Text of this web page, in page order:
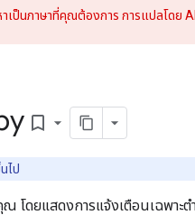
าเป็นภาษาที่คุณต้องการ การแปลโดย
bookmark_border
ไป
ดยแสดงการแจ้งเตือนเฉพาะตํ